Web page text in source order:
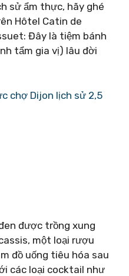
sử ẩm thực, hãy ghé
Hôtel Catin de
Đây là tiệm bánh
tẩm gia vị) lâu đời
chợ Dijon lịch sử 2,5
được trồng xung
một loại rượu
đồ uống tiêu hóa sau
các loại cocktail như